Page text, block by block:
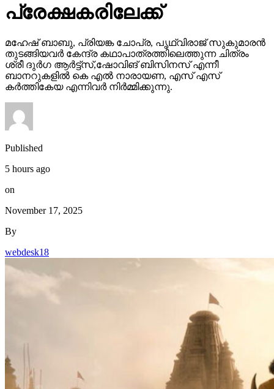
പ്രേക്ഷകരിലേക്ക്
മഹേഷ് ബാബു, പ്രിയങ്ക ചോപ്ര, പൃഥ്വിരാജ് സുകുമാരൻ
തുടങ്ങിയവർ കേന്ദ്ര കഥാപാത്രത്തിലെത്തുന്ന ചിത്രം
ശ്രീ ദുർഗ ആർട്ട്സ്,ഷോവിങ് ബിസിനസ് എന്നീ
ബാനറുകളിൽ കെ എൽ നാരായണ, എസ് എസ്
കർത്തികേയ എന്നിവർ നിർമ്മിക്കുന്നു.
Published
5 hours ago
on
November 17, 2025
By
webdesk18